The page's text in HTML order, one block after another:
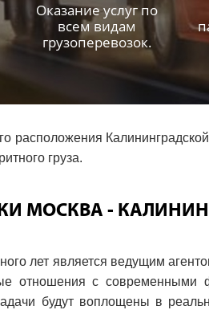
Оказание услуг по
всем видам
грузоперевозок.
расположения
груза.
МОСКВА -
лет является ведущим
отношения с
будут воплощены в